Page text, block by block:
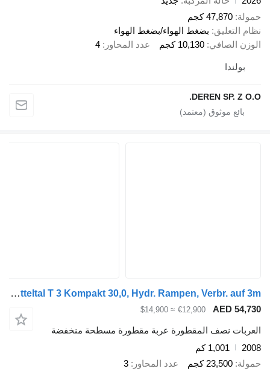
حمولة 47,870 كجم
نظام التعليق بضغط الهواء/بضغط الهواء
الوزن الصافي 10,130 كجم عدد المحاور 4
بولندا
DEREN SP. Z O.O.
Müller-Mitteltal T 3 Kompakt 30,0, Hydr. Rampen, Verbr. auf 3m
AED 54,730
€12,900
≈ $14,900
العربات نصف المقطورة عربة مقطورة مسطحة منخفضة
2008
1,001 كم
حمولة 23,500 كجم عدد المحاور 3